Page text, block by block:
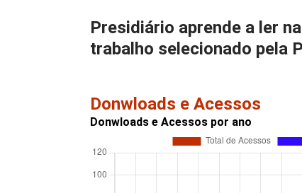
Presidiário aprende a ler
trabalho selecionado pela
Donwloads e Acessos
Donwloads e Acessos por ano